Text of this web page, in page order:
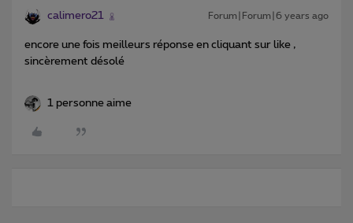
calimero21 Forum|Forum|6 years ago
encore une fois meilleurs réponse en cliquant sur like ,
sincèrement désolé
1 personne aime